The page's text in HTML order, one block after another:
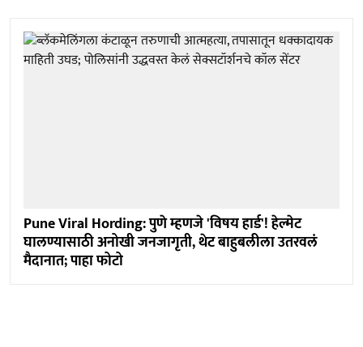
Pune Viral Hording: पुणे म्हणजे 'विषय हार्ड'! हेल्मेट
घालण्यासाठी अनोखी जनजागृती, थेट बाहुबलीला उतरवलं
मैदानात; पाहा फोटो